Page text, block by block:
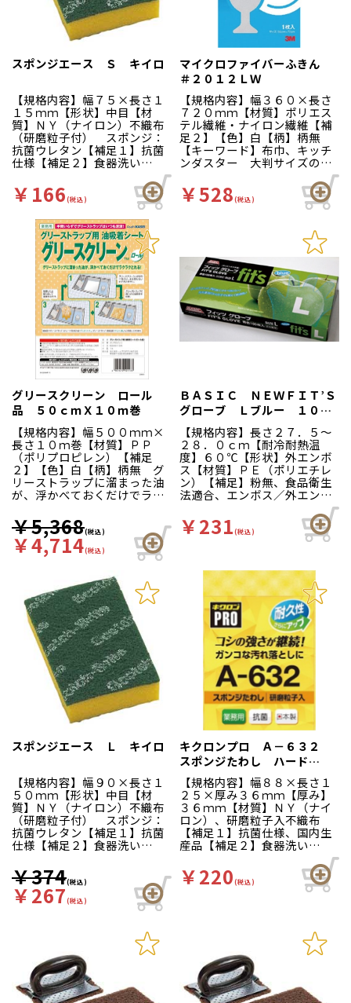
スポンジエース Ｓ キイロ
【規格内容】幅７５×長さ１
１５ｍｍ【形状】中目【材
質】ＮＹ（ナイロン）不織布
（研磨粒子付） スポンジ：
抗菌ウレタン【補足１】抗菌
仕様【補足２】食器洗い
【色】緑黄 頑固な汚れをき
れいに落とす！煮沸や次亜塩
素酸ナトリウム溶液による
日々の衛生管理に対応！食器
洗浄から調理器具の汚れ落と
しまで、多目的にお使いいた
だけます。陶器表面にキズを
つけにくい樹脂研粒子を使用
しています。用途：食器洗浄
から調理器具まで多目的に
￥166(税込)
マイクロファイバーふきん
＃２０１２ＬＷ
【規格内容】幅３６０×長さ
７２０ｍｍ【材質】ポリエス
テル繊維・ナイロン繊維【補
足２】【色】白【柄】柄無
【キーワード】布巾、キッチ
ンダスター 大判サイズのマ
イクロファイバーふきん。両
手でグラスや皿を包み込んで
汚れをきれいにかきおとしま
￥528(税込)
グリースクリーン ロール
品 ５０ｃｍＸ１０ｍ巻
【規格内容】幅５００ｍｍ×
長さ１０ｍ巻【材質】ＰＰ
（ポリプロピレン）【補足
２】【色】白【柄】柄無 グ
リーストラップに溜まった油
が、浮かべておくだけでラク
製なので水を吸わずに油脂類
だけを吸着。一度吸着した油
脂類をしっかり閉じ込めて逃
がしません。清掃後、浮かべ
イヤな臭いを抑えることがで
きます。吸着したシートを取
り出せば、簡単に油を除去で
きます。※カット品は１枚
（５０ｃｍ×５０ｃｍ）で、
約１ｋｇの油脂類を吸着しま
￥5,368(税込)
￥4,714(税込)
ＢＡＳＩＣ ＮＥＷＦＩＴ’Ｓ
グローブ Ｌブルー １００
枚箱入
【規格内容】長さ２７．５～
２８．０ｃｍ【耐冷耐熱温
度】６０℃【形状】外エンボ
ス【材質】ＰＥ（ポリエチレ
ン）【補足】粉無、食品衛生
法適合、エンボス／外エンボ
ス【補足２】使い捨て【色】
青【柄】地紋【キーワード】
ディスポ手袋、厨房、工場、
ベーシック、ニュー、ＦＩＴ
ット凹凸加工ですべりにく
い！左右兼用だから片手でも
使えて経済的。左右兼用のた
め片手でも使えて経済的で
す。全面に細やかな外エンボ
ス加工を施していますのでひ
っつきを防ぎます。本品は食
品衛生法に適しています。
（衛生省告示第３７０号）家
庭用から業務用まで幅広くお
使いいただけます。従来の商
品中央部のミシン目穴に加
え、右下部に手首部分から抜
き取る為のミシン目穴を追
加。より衛生的にお使い頂け
ます。箱裏面の右側と中央部
に壁掛けホック用のミシン目
穴を追加しました。縦・横ど
ちらの向きでも壁にかけてお
使いいただけます。箱サイ
ズ：幅３０ｃｍ×奥行１３ｃ
ｍ×高さ３．５ｃｍ
￥231(税込)
スポンジエース Ｌ キイロ
【規格内容】幅９０×長さ１
５０ｍｍ【形状】中目【材
質】ＮＹ（ナイロン）不織布
（研磨粒子付） スポンジ：
抗菌ウレタン【補足１】抗菌
仕様【補足２】食器洗い
れいに落とす！煮沸や次亜塩
素酸ナトリウム溶液による
日々の衛生管理に対応！食器
洗浄から調理器具の汚れ落と
だけます。陶器表面にキズを
つけにくい樹脂研粒子を使用
しています。用途：食器洗浄
から調理器具まで多目的に
￥374(税込)
￥267(税込)
キクロンプロ Ａ－６３２
スポンジたわし ハード
（Ｌ） イエロー
【規格内容】幅８８×長さ１
２５×厚み３６ｍｍ【厚み】
３６ｍｍ【材質】ＮＹ（ナイ
ロン）、研磨粒子入不織布
【補足１】抗菌仕様、国内生
産品【補足２】食器洗い
【色】青黄 多目的に使える
汎用型（ビッグサイズ）。ガ
ンコな汚れ落としに最適で
す！耐久性に優れたスポンジ
￥220(税込)